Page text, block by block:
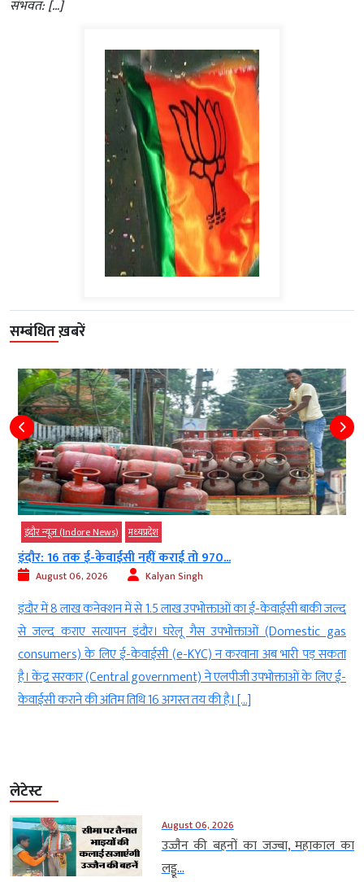
संभवत: […]
सम्बंधित ख़बरें
का ई-केवाईसी बाकी जल्द
(Domestic gas
अब भारी पड़ सकता
उपभोक्ताओं के लिए ई-
है। […]
इंदौर न्यूज़ (Indore News)
MP: इंदौर में लोगों की जान से खिलवाड़…....
August 06, 2026
इंदौर। नगर निगम (Municipal council) द्वारा
जा रहे फोर लेयर रंबल स्ट्रिप (Four-layer
लिए हादसों का सबब बन रहे हैं। स्पीड ब्रेकर
लगाई जाने वाली यह प्लास्टिक व रबर की रंबल
टूट […]
लेटेस्ट
August 06, 2026
उज्जैन की बहनों का जज्बा, महाकाल का
लड्डू...